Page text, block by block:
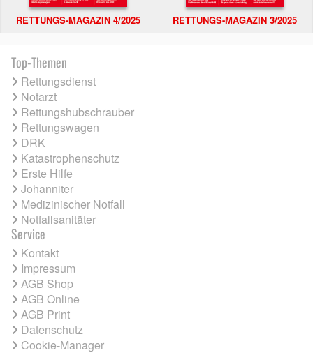
RETTUNGS-MAGAZIN 4/2025 RETTUNGS-MAGAZIN 3/2025
Top-Themen
Rettungsdienst
Notarzt
Rettungshubschrauber
Rettungswagen
DRK
Katastrophenschutz
Erste Hilfe
Johanniter
Medizinischer Notfall
Notfallsanitäter
Service
Kontakt
Impressum
AGB Shop
AGB Online
AGB Print
Datenschutz
Cookie-Manager